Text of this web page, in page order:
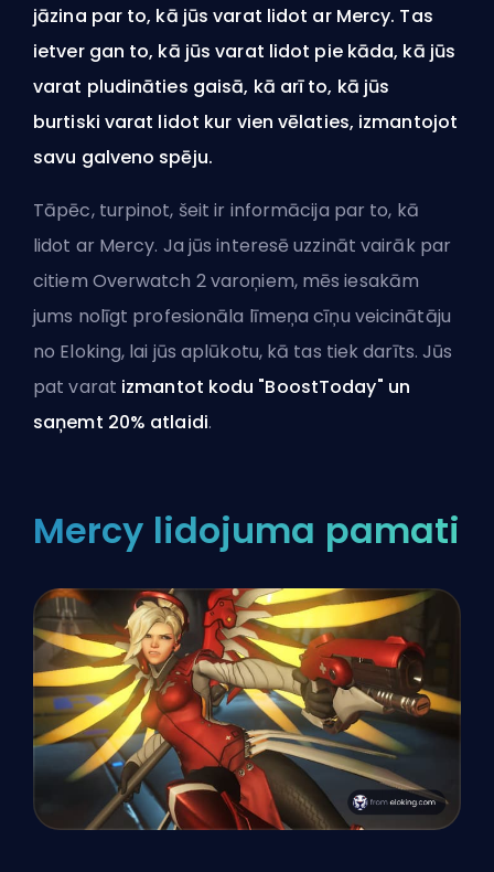
jāzina par to, kā jūs varat lidot ar Mercy. Tas
ietver gan to, kā jūs varat lidot pie kāda, kā jūs
varat pludināties gaisā, kā arī to, kā jūs
burtiski varat lidot kur vien vēlaties, izmantojot
savu galveno spēju.
Tāpēc, turpinot, šeit ir informācija par to, kā
lidot ar Mercy. Ja jūs interesē uzzināt vairāk par
citiem Overwatch 2 varoņiem, mēs iesakām
jums nolīgt profesionāla līmeņa cīņu veicinātāju
no Eloking, lai jūs aplūkotu, kā tas tiek darīts. Jūs
pat varat izmantot kodu "BoostToday" un
saņemt 20% atlaidi.
Mercy lidojuma pamati